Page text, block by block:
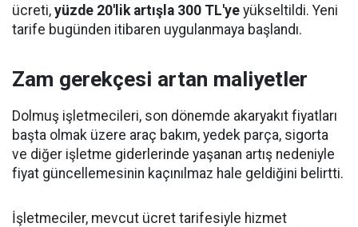
ücreti, yüzde 20'lik artışla 300 TL'ye yükseltildi. Yeni
tarife bugünden itibaren uygulanmaya başlandı.
Zam gerekçesi artan maliyetler
Dolmuş işletmecileri, son dönemde akaryakıt fiyatları
başta olmak üzere araç bakım, yedek parça, sigorta
ve diğer işletme giderlerinde yaşanan artış nedeniyle
fiyat güncellemesinin kaçınılmaz hale geldiğini belirtti.
İşletmeciler, mevcut ücret tarifesiyle hizmet